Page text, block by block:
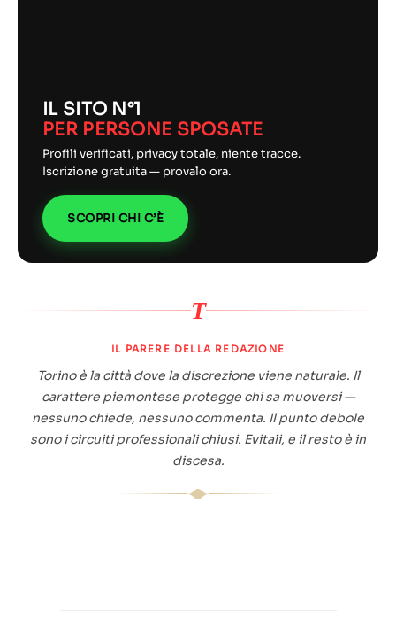
IL SITO N°1
PER PERSONE SPOSATE
Profili verificati, privacy totale, niente tracce.
Iscrizione gratuita — provalo ora.
SCOPRI CHI C’È
T
IL PARERE DELLA REDAZIONE
Torino è la città dove la discrezione viene naturale. Il
carattere piemontese protegge chi sa muoversi —
nessuno chiede, nessuno commenta. Il punto debole
sono i circuiti professionali chiusi. Evitali, e il resto è in
discesa.